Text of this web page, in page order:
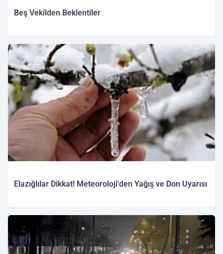
Beş Vekilden Beklentiler
Elazığlılar Dikkat! Meteoroloji'den Yağış ve Don Uyarısı